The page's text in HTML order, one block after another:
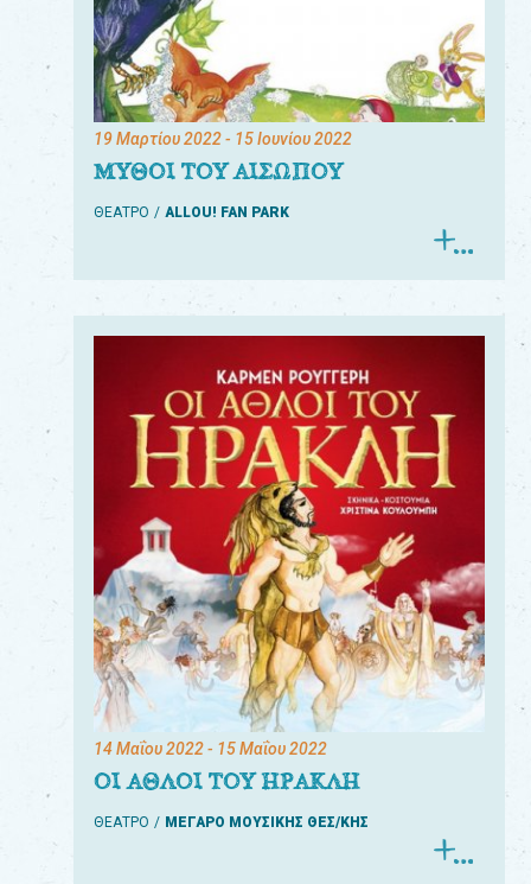
19 Μαρτίου 2022- 15 Ιουνίου 2022
ΜΥΘΟΙ ΤΟΥ ΑΙΣΩΠΟΥ
ΘΕΑΤΡΟ ALLOU! FAN PARK
14 Μαΐου 2022- 15 Μαΐου 2022
ΟΙ ΑΘΛΟΙ ΤΟΥ ΗΡΑΚΛΗ
ΘΕΑΤΡΟ ΜΕΓΑΡΟ ΜΟΥΣΙΚΗΣ ΘΕΣ/ΚΗΣ